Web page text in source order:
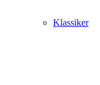
Klassiker